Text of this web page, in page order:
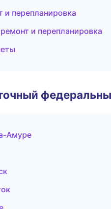
перепланировка
и перепланировка
Амуре